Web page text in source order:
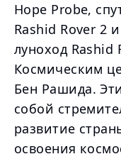
Hope Probe,
Rashid Rover 2
луноход Rashid
Космическим
Бен Рашида.
собой
развитие
освоения